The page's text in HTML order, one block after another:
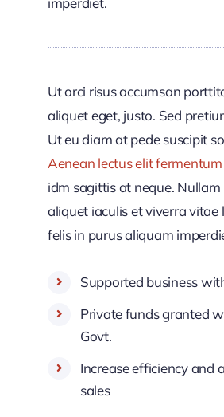
Ut orci risus accumsan
aliquet eget, justo. Sed
Ut eu diam at pede suscipit
Aenean lectus elit fermentum
idm sagittis at neque. Nullam
aliquet iaculis et viverra vitae
felis in purus aliquam
Supported business
Private funds granted
Govt.
Increase efficiency and
sales